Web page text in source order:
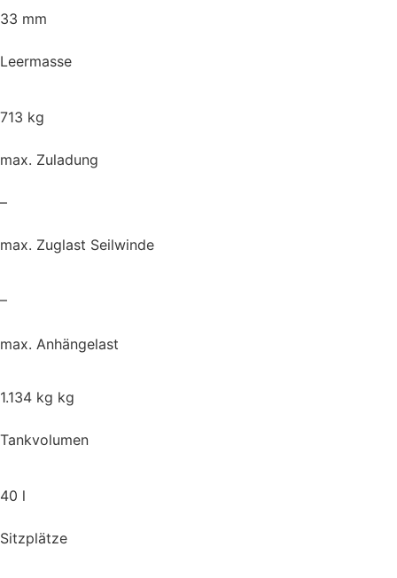
33 mm
Leermasse
713 kg
max. Zuladung
–
max. Zuglast Seilwinde
–
max. Anhängelast
1.134 kg kg
Tankvolumen
40 l
Sitzplätze